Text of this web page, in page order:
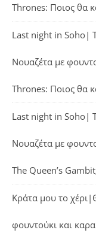
Thrones: Ποιος θα
Last night in Soho|
Νουαζέτα με
Thrones: Ποιος θα
Last night in Soho|
Νουαζέτα με
The Queen’s
Κράτα μου το
φουντούκι και